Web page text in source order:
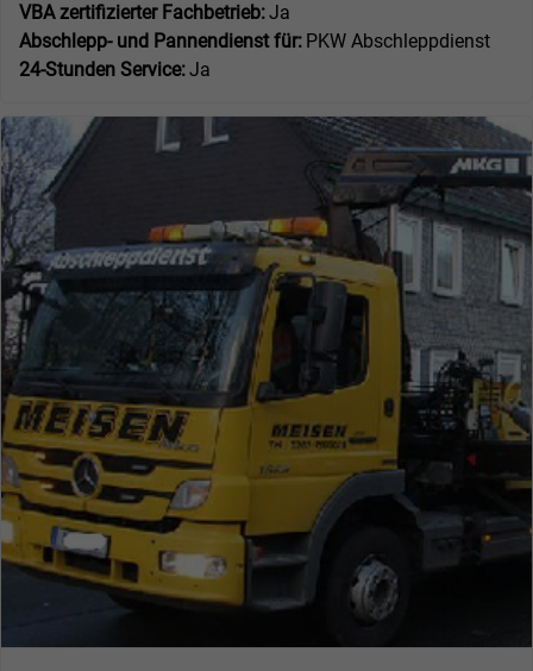
VBA zertifizierter Fachbetrieb:Ja
Abschlepp- und Pannendienst für: PKW Abschleppdienst
24-Stunden Service:Ja